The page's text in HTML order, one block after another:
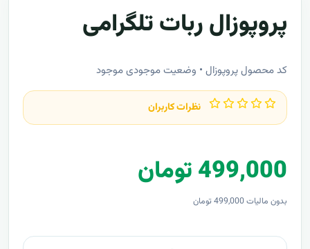
پروپوزال ربات تلگرامی
کد محصول پروپوزال • وضعیت موجودی موجود
نظرات کاربران
499,000 تومان
بدون مالیات 499,000 تومان